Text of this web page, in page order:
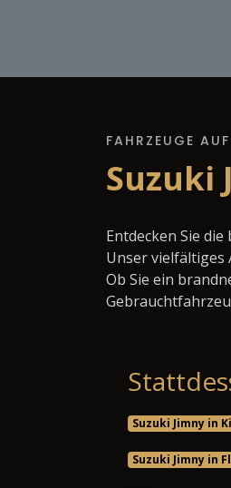
FAHRZEUGE
Suzuki
Entdecken Sie
Unser vielfältiges
Ob Sie ein
Suzuki Jimny in
Suzuki Jimny in